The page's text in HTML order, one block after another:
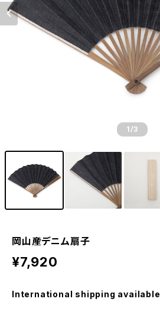
1 /3
岡山産デニム扇子
¥7,920
International shipping available